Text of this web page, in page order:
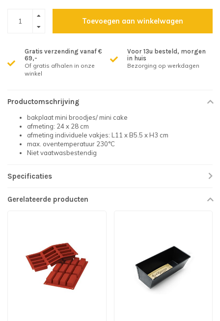
Toevoegen aan winkelwagen
Gratis verzending vanaf €
69,-
Of gratis afhalen in onze
winkel
Voor 13u besteld, morgen
in huis
Bezorging op werkdagen
Productomschrijving
bakplaat mini broodjes/ mini cake
afmeting: 24 x 28 cm
afmeting individuele vakjes: L11 x B5.5 x H3 cm
max. oventemperatuur 230°C
Niet vaatwasbestendig
Specificaties
Gerelateerde producten